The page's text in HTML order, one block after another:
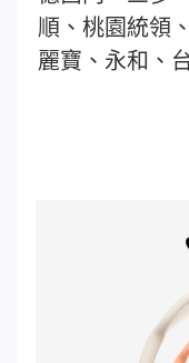
順、桃園統領
麗寶、永和、